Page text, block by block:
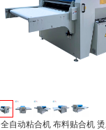
全自动粘合机 布料贴合机